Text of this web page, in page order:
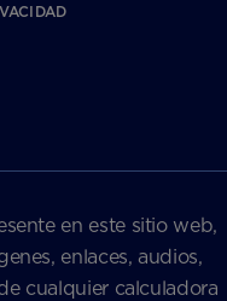
en este sitio web,
enlaces, audios,
cualquier calculadora